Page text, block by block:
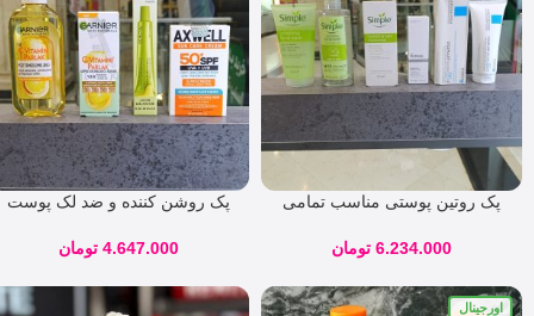
پک روتین پوستی مناسب تمامی
کد ۷۹۶۵۴
6.234.000 تومان
پک روشن کننده و ضد لک پوست
4.647.000 تومان
اورجینال